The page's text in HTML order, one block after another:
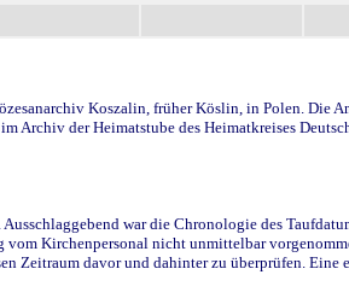
Koszalin, früher Köslin, in Polen.
Archiv der Heimatstube des Heimatkreises
war die Chronologie des
vom Kirchenpersonal nicht unmittelbar
Zeitraum davor und dahinter zu überprüfen.